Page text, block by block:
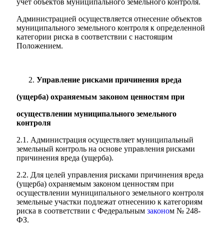
учет объектов муниципального земельного контроля.
Администрацией осуществляется отнесение объектов
муниципального земельного контроля к определенной
категории риска в соответствии с настоящим
Положением.
Управление рисками причинения вреда
(ущерба) охраняемым законом ценностям при
осуществлении муниципального земельного
контроля
2.1. Администрация осуществляет муниципальный
земельный контроль на основе управления рисками
причинения вреда (ущерба).
2.2. Для целей управления рисками причинения вреда
(ущерба) охраняемым законом ценностям при
осуществлении муниципального земельного контроля
земельные участки подлежат отнесению к категориям
риска в соответствии с Федеральным законом № 248-
ФЗ.